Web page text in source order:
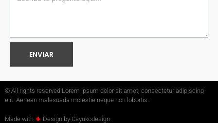
ENVIAR
© All rights reserved Lorem ipsum dolor sit amet, consectetur adipiscing
elit. Aenean malesuada molestie neque non lobortis.
Made with 🌵 Design by Cayukodesign